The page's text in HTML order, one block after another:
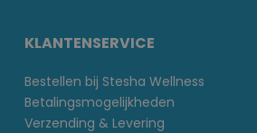
KLANTENSERVICE
Bestellen bij Stesha Wellness
Betalingsmogelijkheden
Verzending & Levering